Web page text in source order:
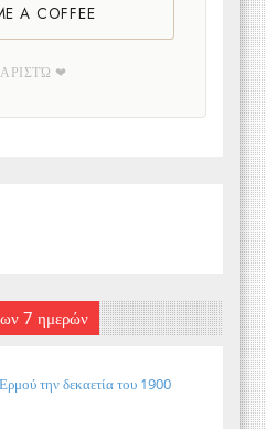
A COFFEE
❤
7 ημερών
την δεκαετία του 1900